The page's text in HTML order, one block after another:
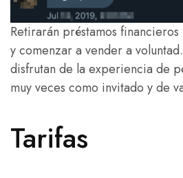
Retirarán préstamos
y comenzar a vender a voluntad.
disfrutan de la experiencia de
muy veces como invitado y de
Tarifas